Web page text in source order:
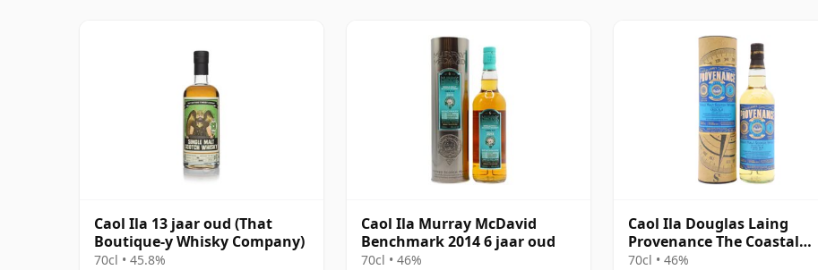
Caol Ila 13 jaar oud (That
Boutique-y Whisky Company)
70cl • 45.8%
Caol Ila Murray McDavid
Benchmark 2014 6 jaar oud
70cl • 46%
Caol Ila Douglas Laing
Provenance The Coastal
Collection Si 2012 8 jaar oud
70cl • 46%